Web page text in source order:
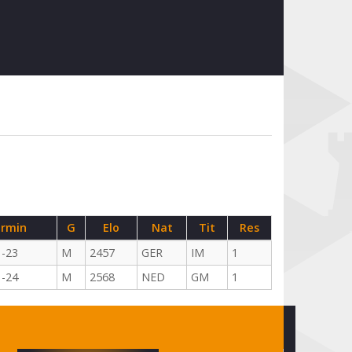
G Elo Nat Tit
Res
23
M 2457 GER IM
1
24
M 2568 NED GM 1